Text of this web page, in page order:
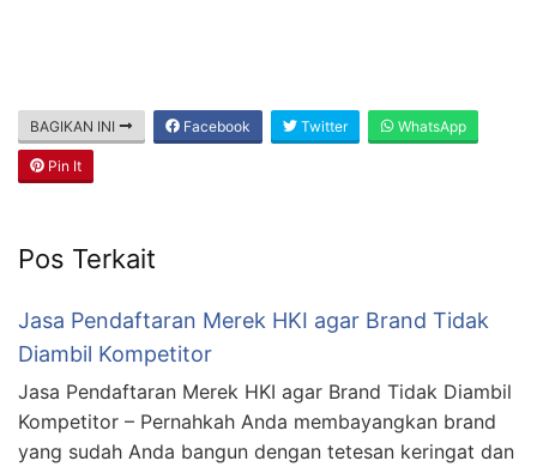
BAGIKAN INI Facebook Twitter WhatsApp
Pin It
Pos Terkait
Jasa Pendaftaran Merek HKI agar Brand Tidak
Diambil Kompetitor
Jasa Pendaftaran Merek HKI agar Brand Tidak Diambil
Kompetitor – Pernahkah Anda membayangkan brand
yang sudah Anda bangun dengan tetesan keringat dan